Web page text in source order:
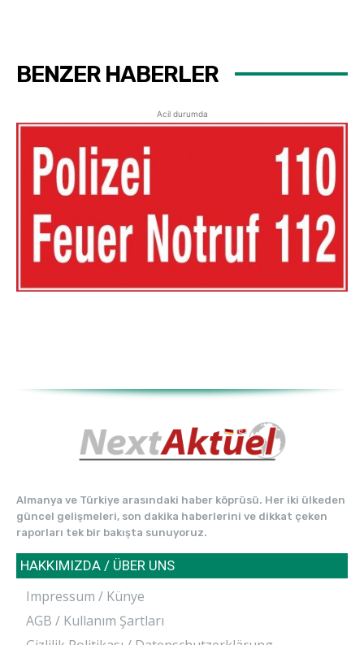
BENZER HABERLER
Acil durumda
Almanya ve Türkiye arasındaki haber köprüsü. Her iki ülkeden
güncel gelişmeleri, son dakika haberlerini ve dikkat çeken
raporları tek bir bakışta sunuyoruz.
HAKKIMIZDA / ÜBER UNS
Impressum / Künye
AGB / Kullanım Şartları